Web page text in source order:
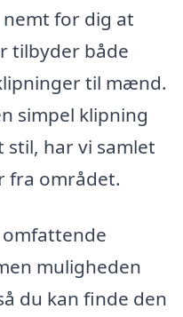
for dig at
tilbyder både
til mænd.
simpel klipning
har vi samlet
fra området.
omfattende
muligheden
du kan finde den